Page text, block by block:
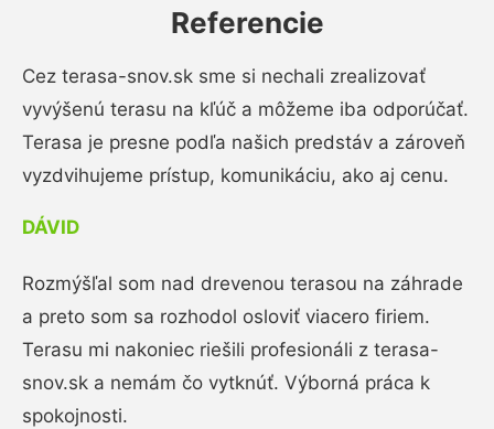
Referencie
Cez terasa-snov.sk sme si nechali zrealizovať
vyvýšenú terasu na kľúč a môžeme iba odporúčať.
Terasa je presne podľa našich predstáv a zároveň
vyzdvihujeme prístup, komunikáciu, ako aj cenu.
DÁVID
Rozmýšľal som nad drevenou terasou na záhrade
a preto som sa rozhodol osloviť viacero firiem.
Terasu mi nakoniec riešili profesionáli z terasa-
snov.sk a nemám čo vytknúť. Výborná práca k
spokojnosti.